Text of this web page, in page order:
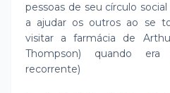
pessoas de seu círculo
a ajudar os outros ao se
visitar a farmácia de
Thompson) quando era
recorrente)